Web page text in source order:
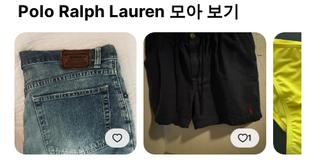
Polo Ralph Lauren 모아 보기
1